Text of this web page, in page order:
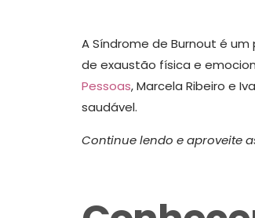
A Síndrome de Burnout é
de exaustão física e
Pessoas, Marcela Ribeiro e
saudável.
Continue lendo e aproveite